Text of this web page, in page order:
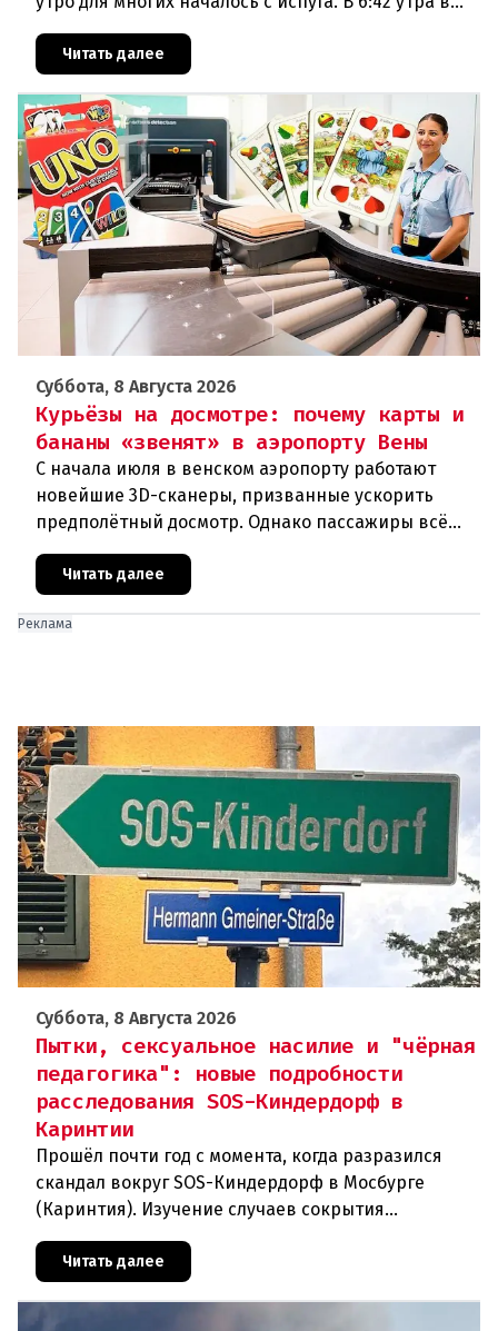
сейсмологовПо данны
Читать далее
Суббота, 8 Августа 2026
Курьёзы на досмотре: почему карты и
бананы «звенят» в аэропорту Вены
С начала июля в венском аэропорту работают
новейшие 3D-сканеры, призванные ускорить
предполётный досмотр. Однако пассажиры всё
отправляют на дополнительную пров
Читать далее
Реклама
Суббота, 8 Августа 2026
Пытки, сексуальное насилие и "чёрная
педагогика": новые подробности
расследования SOS-Киндердорф в
Каринтии
Прошёл почти год с момента, когда разразился
скандал вокруг SOS-Киндердорф в Мосбурге
(Каринтия). Изучение случаев сокрытия
масштабное расследование, которое продо
Читать далее